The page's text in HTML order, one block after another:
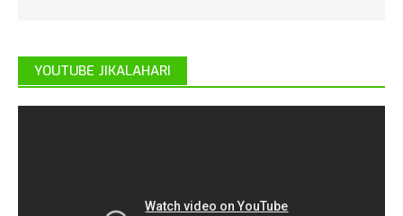
YOUTUBE JIKALAHARI